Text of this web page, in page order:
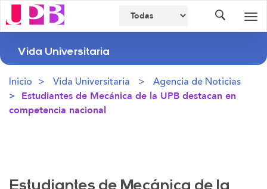
Vida Universitaria
Inicio Vida Universitaria Agencia de Noticias
Estudiantes de Mecánica de la UPB destacan en
competencia nacional